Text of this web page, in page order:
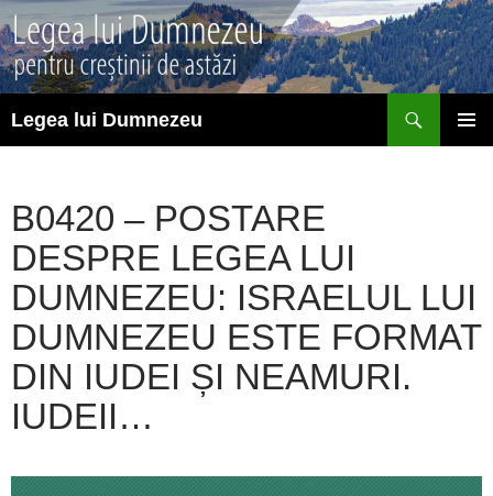
Sari
la
conținut
Legea lui Dumnezeu
B0420 – POSTARE
DESPRE LEGEA LUI
DUMNEZEU: ISRAELUL LUI
DUMNEZEU ESTE FORMAT
DIN IUDEI ȘI NEAMURI.
IUDEII…